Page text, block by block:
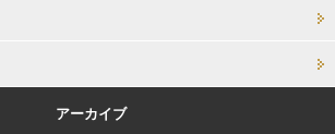
アーカイブ